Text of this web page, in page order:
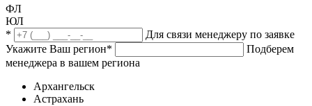
ФЛ
ЮЛ
*
Для связи менеджеру по заявке
Укажите Ваш регион*
Подберем
менеджера в вашем региона
Архангельск
Астрахань